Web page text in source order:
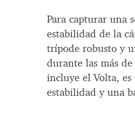
Para capturar una
estabilidad de la
trípode robusto y
durante las más
incluye el Volta,
estabilidad y una